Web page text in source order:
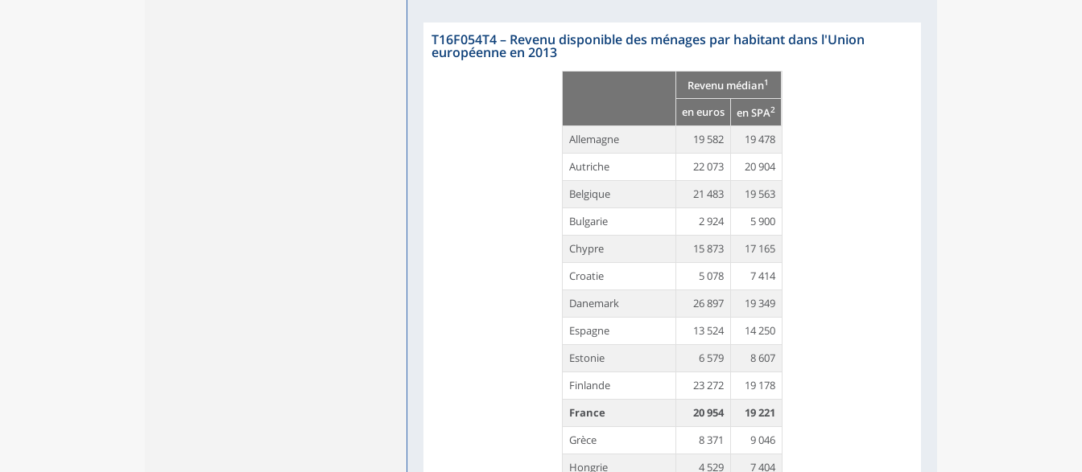
T16F054T4– Revenu disponible des ménages par habitant dans l'Union
européenne en 2013
Revenu médian1
en euros en SPA2
Allemagne 19 582
19 478
Autriche
22 073
20 904
Belgique
21 483
19 563
Bulgarie
2 924
5 900
Chypre
15 873
17 165
Croatie
5 078
7 414
Danemark
26 897
19 349
Espagne
13 524
14 250
Estonie
6 579
8 607
Finlande
23 272
19 178
France
20 954
19 221
Grèce
8 371
9 046
Hongrie
4 529 7 404